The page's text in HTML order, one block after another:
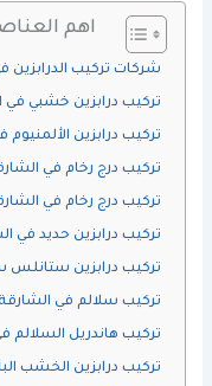
اهم
شركات تركيب الدرابزين
تركيب درابزين خشبي في
تركيب درابزين الألمنيوم
تركيب درج رخام في
تركيب درج رخام في
تركيب درابزين حديد في
تركيب درابزين ستانلس
تركيب سلالم في الشارقة
تركيب هاندريل السلالم
تركيب درابزين الخشب